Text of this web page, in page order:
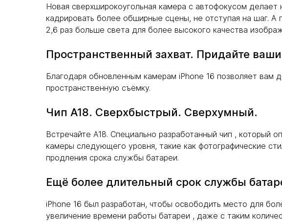
Новая сверхширокоугольная камера с автофокусом
кадрировать более обширные сцены, не отступая на шаг.
2,6 раз больше света для более высокого качества
Пространственный захват. Придайте
Благодаря обновленным камерам iPhone 16 позволяет
пространственную съёмку.
Чип А18. Сверхбыстрый. Сверхумный.
Встречайте A18. Специально разработанный чип , который
камеры следующего уровня, такие как фотографические
продления срока службы батареи.
Ещё более длительный срок службы
iPhone 16 был разработан, чтобы освободить место для
увеличение времени работы батареи , даже с таким